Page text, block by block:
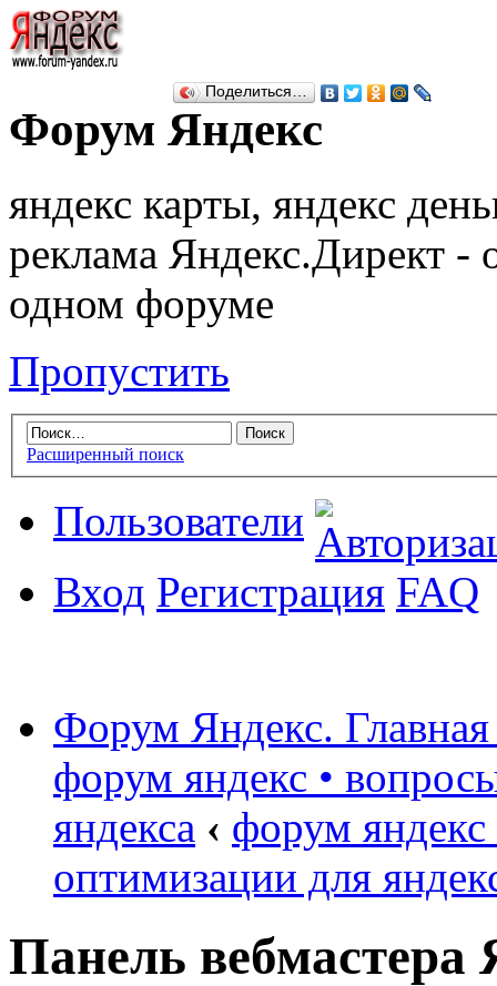
Форум Яндекс
яндекс карты, яндекс
реклама Яндекс.Директ -
одном форуме
Пропустить
Расширенный поиск
Пользователи
Вход Регистрация FAQ
Форум Яндекс.
форум яндекс •
яндекса ‹ форум
оптимизации для
Поделиться…
Панель вебмастера